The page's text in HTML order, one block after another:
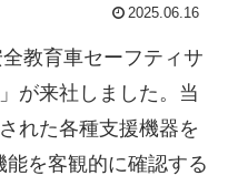
2025.06.16
教育車セーフティサ
が来社しました。当
れた各種支援機器を
を客観的に確認する